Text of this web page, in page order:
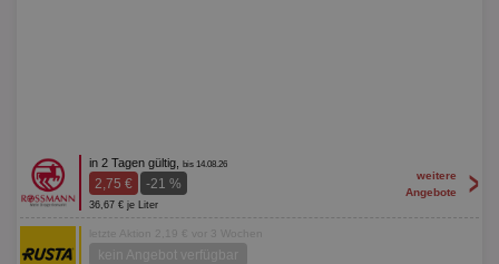
in 2 Tagen gültig, bis 14.08.26
2,75 € -21 %
36,67 € je Liter
weitere
Angebote
>
letzte Aktion 2,19 € vor 3 Wochen
kein Angebot verfügbar